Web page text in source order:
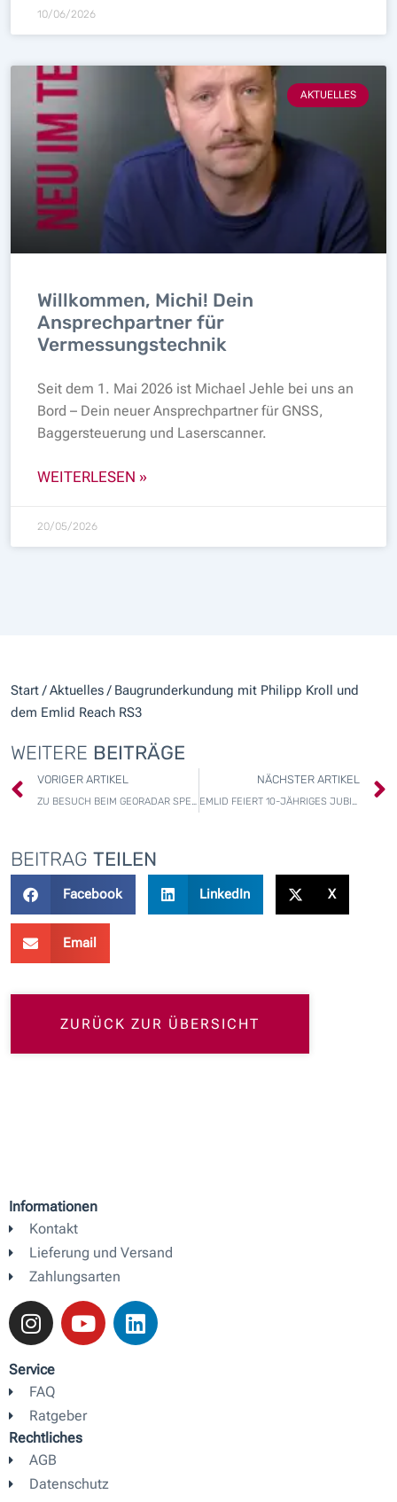
10/06/2026
AKTUELLES
Willkommen, Michi! Dein
Ansprechpartner für
Vermessungstechnik
Seit dem 1. Mai 2026 ist Michael Jehle bei uns an
Bord – Dein neuer Ansprechpartner für GNSS,
Baggersteuerung und Laserscanner.
WEITERLESEN »
20/05/2026
Start/Aktuelles/ Baugrunderkundung mit Philipp Kroll und
dem Emlid Reach RS3
WEITERE BEITRÄGE
Zurück
VORIGER ARTIKEL
ZU BESUCH BEIM GEORADAR SPEZIALISTEN GUIDELINEGEO IN SCHWEDEN
NÄCHSTER ARTIKEL
EMLID FEIERT 10-JÄHRIGES JUBILÄUM MIT EXKLUSIVEN RABATT-AKTIONEN
BEITRAG TEILEN
Facebook LinkedIn X
Email
ZURÜCK ZUR ÜBERSICHT
Informationen
Kontakt
Lieferung und Versand
Zahlungsarten
I
n
s
t
a
g
r
a
m
Y
o
u
b
e
L
i
n
Service
FAQ
Ratgeber
Rechtliches
AGB
Datenschutz